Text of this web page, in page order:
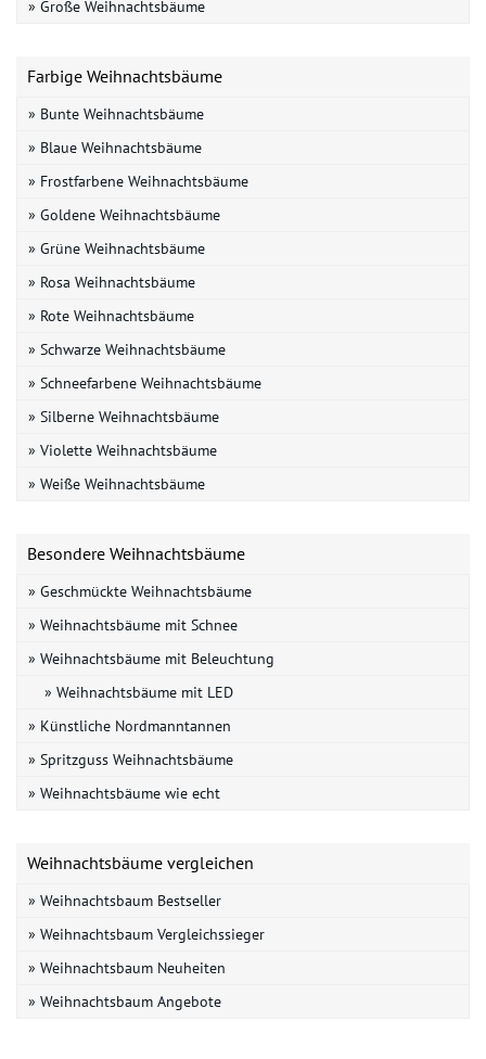
» Große Weihnachtsbäume
Farbige Weihnachtsbäume
» Bunte Weihnachtsbäume
» Blaue Weihnachtsbäume
» Frostfarbene Weihnachtsbäume
» Goldene Weihnachtsbäume
» Grüne Weihnachtsbäume
» Rosa Weihnachtsbäume
» Rote Weihnachtsbäume
» Schwarze Weihnachtsbäume
» Schneefarbene Weihnachtsbäume
» Silberne Weihnachtsbäume
» Violette Weihnachtsbäume
» Weiße Weihnachtsbäume
Besondere Weihnachtsbäume
» Geschmückte Weihnachtsbäume
» Weihnachtsbäume mit Schnee
» Weihnachtsbäume mit Beleuchtung
» Weihnachtsbäume mit LED
» Künstliche Nordmanntannen
» Spritzguss Weihnachtsbäume
» Weihnachtsbäume wie echt
Weihnachtsbäume vergleichen
» Weihnachtsbaum Bestseller
» Weihnachtsbaum Vergleichssieger
» Weihnachtsbaum Neuheiten
» Weihnachtsbaum Angebote